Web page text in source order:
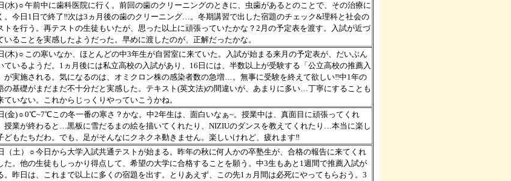
(水)☼午前中に歯科医院に行く。前回の歯のクリーニングのときに、虫歯があるとのことで、その治療に
。今日1日で終了‼次は3ヵ月後の歯のクリーニング…。冬期講習で出した宿題のチェック&理科と社会の
トを行う。再テストの生徒もいたが、思った以上に頑張っていたかな？2月の予定表を渡す。入試が近づ
いることを実感したようだった。早めに渡したのが、正解だったかな。
(木)☼この寒いなか、ほとんどの中3年生が自習室に来ていた。入試が始まる来月の予定表が、だいぶん
ているようだ。1ヵ月後には私立高校の入試があり、16日には、半数以上が受験する「公立高校の推薦入
が実施される。気になるのは、オミクロン株の感染者数の急増…。無事に受験を終えて欲しい‼中1年の
の基礎がまだまだ不十分だと実感した。テキスト(英文法)の間違いが、あまりに多い…丁寧にすることも
ていない。これからじっくりやっていこうかね。
(金)☼0℃~7℃この冬一番の寒さ？かな。中2年生は、面白いなぁ~。授業中は、真面目に頑張ってくれ
授業が終わると…黒板に雪だるまの絵を描いてくれたり、NIZIUのダンスを教えてくれたり…本当に楽し
どもたちだわ。でも、足がそんなにクネクネ動きません。楽しいけれど、疲れます‼
（土）☼今日から大学入試共通テストが始まる。昨年の秋に何人かの卒塾生が、合格の報告に来てくれ
た。他の生徒もしっかり得点して、希望の大学に合格することを願う。中3生もあと1週間で推薦入試が
。昨日は、これまで以上に多くの宿題を出す。とりあえず、この先1ヵ月間は必死にやってもらおう。3